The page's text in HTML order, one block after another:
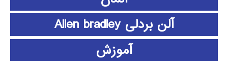
آلن بردلی Allen bradley
آموزش